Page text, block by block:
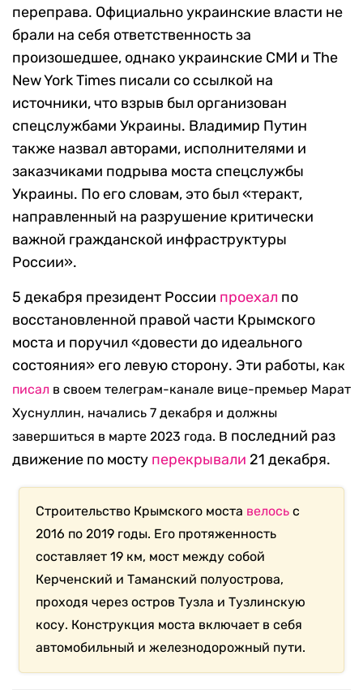
переправа. Официально украинские власти не
брали на себя ответственность за
произошедшее, однако украинские СМИ и The
New York Times писали со ссылкой на
источники, что взрыв был организован
спецслужбами Украины. Владимир Путин
также назвал авторами, исполнителями и
заказчиками подрыва моста спецслужбы
Украины. По его словам, это был «теракт,
направленный на разрушение критически
важной гражданской инфраструктуры
России».
5 декабря президент России проехал по
восстановленной правой части Крымского
моста и поручил «довести до идеального
состояния» его левую сторону. Эти работы, как
писал в своем телеграм-канале вице-премьер Марат
Хуснуллин, начались 7 декабря и должны
завершиться в марте 2023 года. В последний раз
движение по мосту перекрывали 21 декабря.
Строительство Крымского моста велось с
2016 по 2019 годы. Его протяженность
составляет 19 км, мост между собой
Керченский и Таманский полуострова,
проходя через остров Тузла и Тузлинскую
косу. Конструкция моста включает в себя
автомобильный и железнодорожный пути.